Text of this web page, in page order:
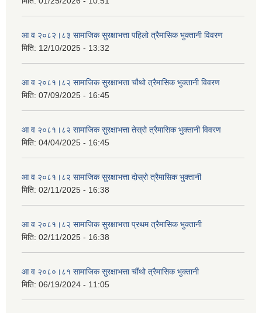
आ व २०८२।८३ सामाजिक सुरक्षाभत्ता पहिलो त्रैमासिक भुक्तानी विवरण
मिति: 12/10/2025 - 13:32
आ व २०८१।८२ सामाजिक सुरक्षाभत्ता चौथो त्रैमासिक भुक्तानी विवरण
मिति: 07/09/2025 - 16:45
आ व २०८१।८२ सामाजिक सुरक्षाभत्ता तेस्रो त्रैमासिक भुक्तानी विवरण
मिति: 04/04/2025 - 16:45
आ व २०८१।८२ सामाजिक सुरक्षाभत्ता दोस्रो त्रैमासिक भुक्तानी
मिति: 02/11/2025 - 16:38
आ व २०८१।८२ सामाजिक सुरक्षाभत्ता प्रथम त्रैमासिक भुक्तानी
मिति: 02/11/2025 - 16:38
आ व २०८०।८१ सामाजिक सुरक्षाभत्ता चौंथो त्रैमासिक भुक्तानी
मिति: 06/19/2024 - 11:05